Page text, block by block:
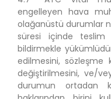
engelleyen hava
olağanüstü durumlar
süresi içinde teslim
bildirmekle
edilmesini,
değiştirilmesini, ve/
durumun ortadan